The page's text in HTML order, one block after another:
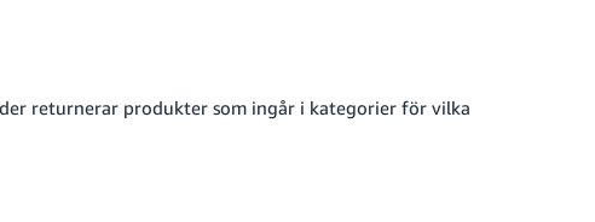
returnerar produkter som ingår i kategorier för vilka